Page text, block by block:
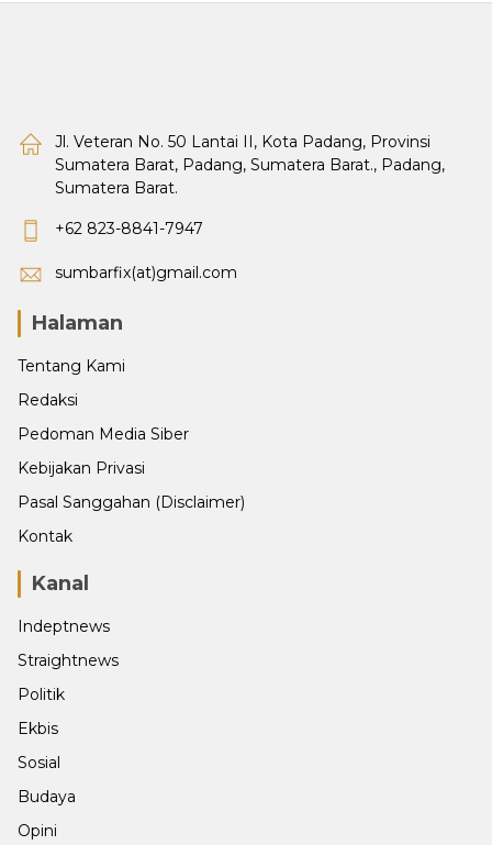
Jl. Veteran No. 50 Lantai II, Kota Padang, Provinsi
Sumatera Barat, Padang, Sumatera Barat., Padang,
Sumatera Barat.
+62 823-8841-7947
sumbarfix(at)gmail.com
Halaman
Tentang Kami
Redaksi
Pedoman Media Siber
Kebijakan Privasi
Pasal Sanggahan (Disclaimer)
Kontak
Kanal
Indeptnews
Straightnews
Politik
Ekbis
Sosial
Budaya
Opini